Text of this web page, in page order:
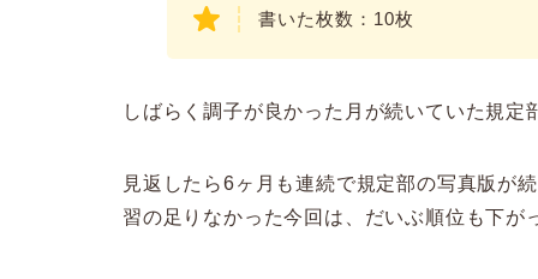
書いた枚数：10枚
しばらく調子が良かった月が続いていた規定
見返したら6ヶ月も連続で規定部の写真版が
習の足りなかった今回は、だいぶ順位も下が